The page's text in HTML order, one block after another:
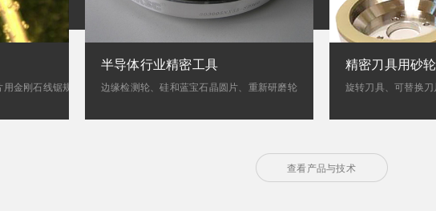
半导体行业精密工具
边缘检测轮、硅和蓝宝石晶圆片、重新研磨轮
精密刀具用砂轮
查看产品与技术